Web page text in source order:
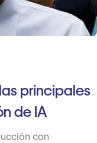
principales
de IA
con